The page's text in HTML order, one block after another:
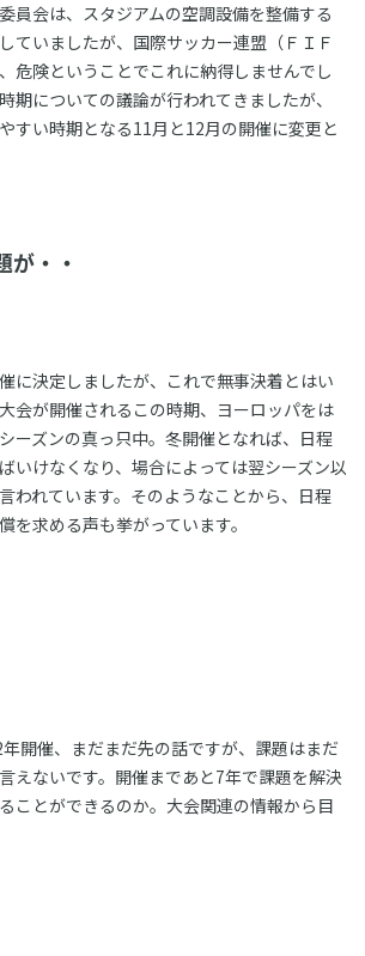
員会は、スタジアムの空調設備を整備する
ていましたが、国際サッカー連盟（ＦＩＦ
危険ということでこれに納得しませんでし
期についての議論が行われてきましたが、
すい時期となる11月と12月の開催に変更と
が・・
に決定しましたが、これで無事決着とはい
会が開催されるこの時期、ヨーロッパをは
ーズンの真っ只中。冬開催となれば、日程
いけなくなり、場合によっては翌シーズン以
われています。そのようなことから、日程
を求める声も挙がっています。
開催、まだまだ先の話ですが、課題はまだ
えないです。開催まであと7年で課題を解決
ことができるのか。大会関連の情報から目